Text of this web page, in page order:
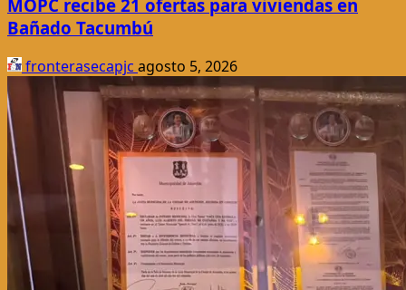
MOPC recibe 21 ofertas para viviendas en
Bañado Tacumbú
fronterasecapjc agosto 5, 2026